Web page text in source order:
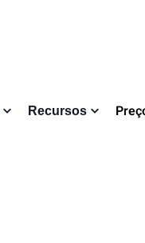
Recursos